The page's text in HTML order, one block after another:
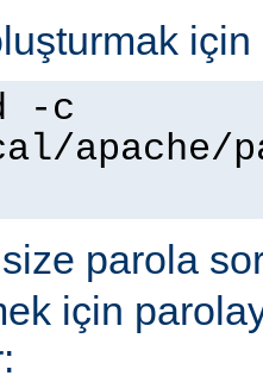
için
-c
apache/
size parola
için